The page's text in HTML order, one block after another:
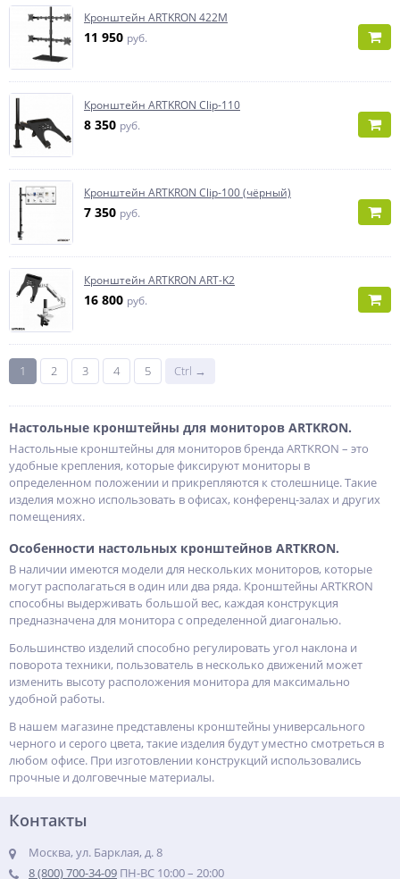
Кронштейн ARTKRON 422M
11 950 руб.
Кронштейн ARTKRON Clip-110
8 350 руб.
Кронштейн ARTKRON Clip-100 (чёрный)
7 350 руб.
Кронштейн ARTKRON ART-K2
16 800 руб.
1 2 3 4 5 Ctrl →
Настольные кронштейны для мониторов ARTKRON.
Настольные кронштейны для мониторов бренда ARTKRON – это
удобные крепления, которые фиксируют мониторы в
определенном положении и прикрепляются к столешнице. Такие
изделия можно использовать в офисах, конференц-залах и других
помещениях.
Особенности настольных кронштейнов ARTKRON.
В наличии имеются модели для нескольких мониторов, которые
могут располагаться в один или два ряда. Кронштейны ARTKRON
способны выдерживать большой вес, каждая конструкция
предназначена для монитора с определенной диагональю.
Большинство изделий способно регулировать угол наклона и
поворота техники, пользователь в несколько движений может
изменить высоту расположения монитора для максимально
удобной работы.
В нашем магазине представлены кронштейны универсального
черного и серого цвета, такие изделия будут уместно смотреться в
любом офисе. При изготовлении конструкций использовались
прочные и долговечные материалы.
Контакты
Москва, ул. Барклая, д. 8
8 (800) 700-34-09 ПН-ВС 10:00 – 20:00